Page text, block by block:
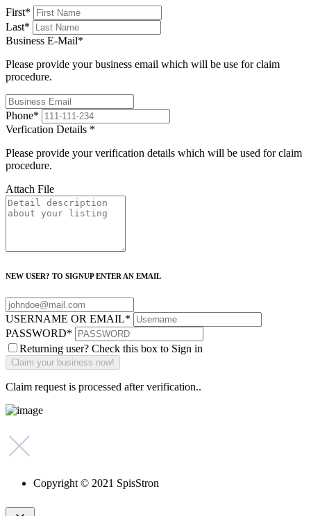
First*
Last*
Business E-Mail*
Please provide your business email which will be use for claim
procedure.
Phone*
Verfication Details *
Please provide your verification details which will be used for claim
procedure.
Attach File
NEW USER? TO SIGNUP ENTER AN EMAIL
USERNAME OR EMAIL*
PASSWORD*
Returning user? Check this box to Sign in
Claim request is processed after verification..
Copyright © 2021 SpisStron